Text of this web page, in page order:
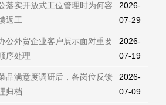
落实开放式工位管理时为何容
返工
2026-
07-29
公外贸企业客户展示面对重要
序处理
2026-
07-19
品满意度调研后，各岗位反馈
归档
2026-
07-09